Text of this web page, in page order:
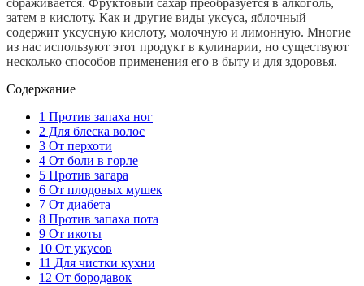
сбраживается. Фруктовый сахар преобразуется в алкоголь,
затем в кислоту. Как и другие виды уксуса, яблочный
содержит уксусную кислоту, молочную и лимонную. Многие
из нас используют этот продукт в кулинарии, но существуют
несколько способов применения его в быту и для здоровья.
Содержание
1 Против запаха ног
2 Для блеска волос
3 От перхоти
4 От боли в горле
5 Против загара
6 От плодовых мушек
7 От диабета
8 Против запаха пота
9 От икоты
10 От укусов
11 Для чистки кухни
12 От бородавок